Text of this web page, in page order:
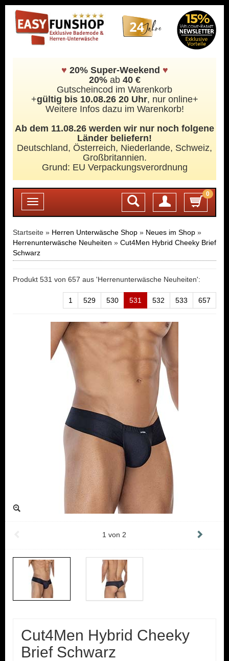
♥ 20% Super-Weekend ♥
20%ab 40 €
Gutscheincod im Warenkorb
+gültig bis 10.08.26 20 Uhr, nur online+
Weitere Infos dazu im Warenkorb!
Ab dem 11.08.26 werden wir nur noch folgene
Länder beliefern!
Deutschland, Österreich, Niederlande, Schweiz,
Großbritannien.
Grund: EU Verpackungsverordnung
Toggle
navigation
0
Login
Startseite » Herren Unterwäsche Shop » Neues im Shop »
Herrenunterwäsche Neuheiten » Cut4Men Hybrid Cheeky Brief
Schwarz
Produkt 531 von 657 aus 'Herrenunterwäsche Neuheiten':
1 529 530 531 532 533 657
1 von 2
Cut4Men Hybrid Cheeky
Brief Schwarz